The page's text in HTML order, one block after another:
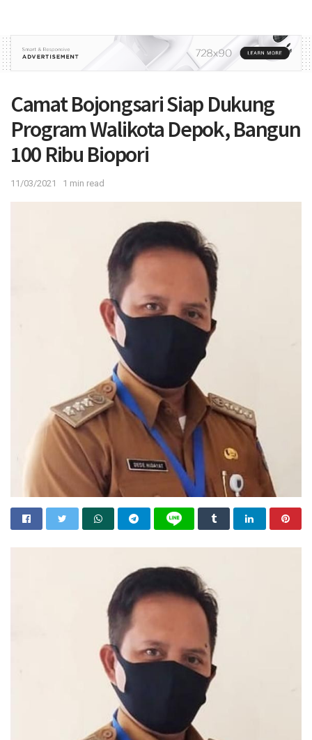
Camat Bojongsari Siap Dukung
Program Walikota Depok, Bangun
100 Ribu Biopori
11/03/2021 1 min read